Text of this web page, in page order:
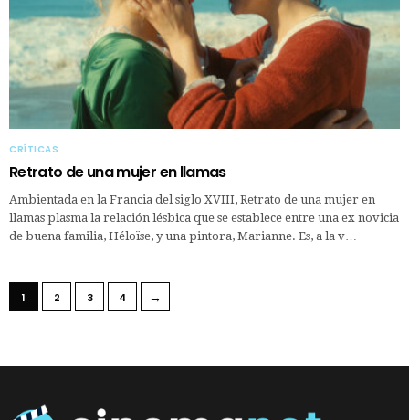
CRÍTICAS
Retrato de una mujer en llamas
Ambientada en la Francia del siglo XVIII, Retrato de una mujer en
llamas plasma la relación lésbica que se establece entre una ex novicia
de buena familia, Héloïse, y una pintora, Marianne. Es, a la v…
1 2 3 4 →